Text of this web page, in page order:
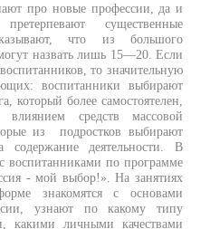
про новые профессии, да и
существенные
что из большого
назвать лишь 15—20. Если
то значительную
воспитанники выбирают
который более самостоятелен,
средств массовой
из подростков выбирают
содержание деятельности. В
воспитанниками по программе
- мой выбор!». На занятиях
знакомятся с основами
узнают по какому типу
какими личными качествами